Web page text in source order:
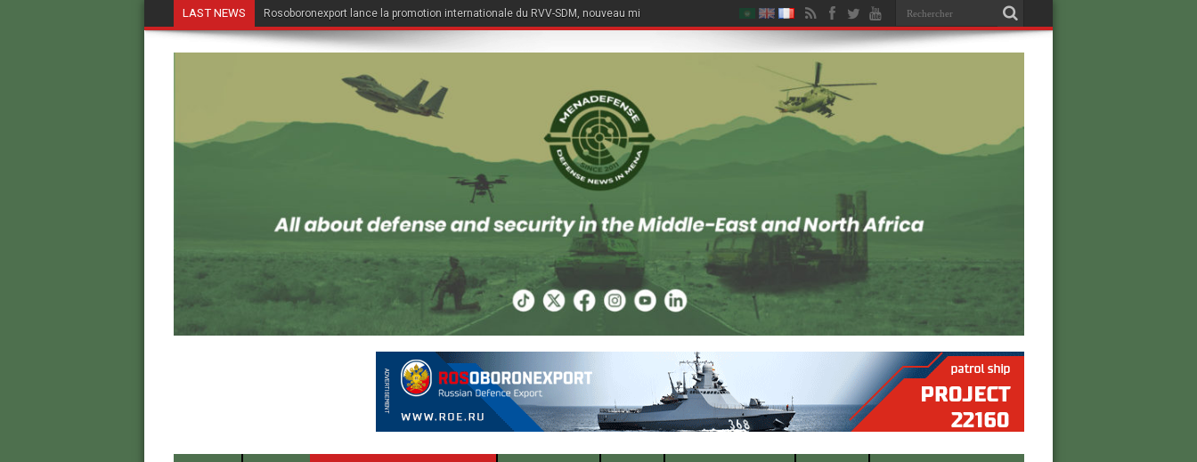
LAST NEWS Rosoboronexport lance la promotion internationale du RVV-SDM, nouveau missile air-air du Su-57E